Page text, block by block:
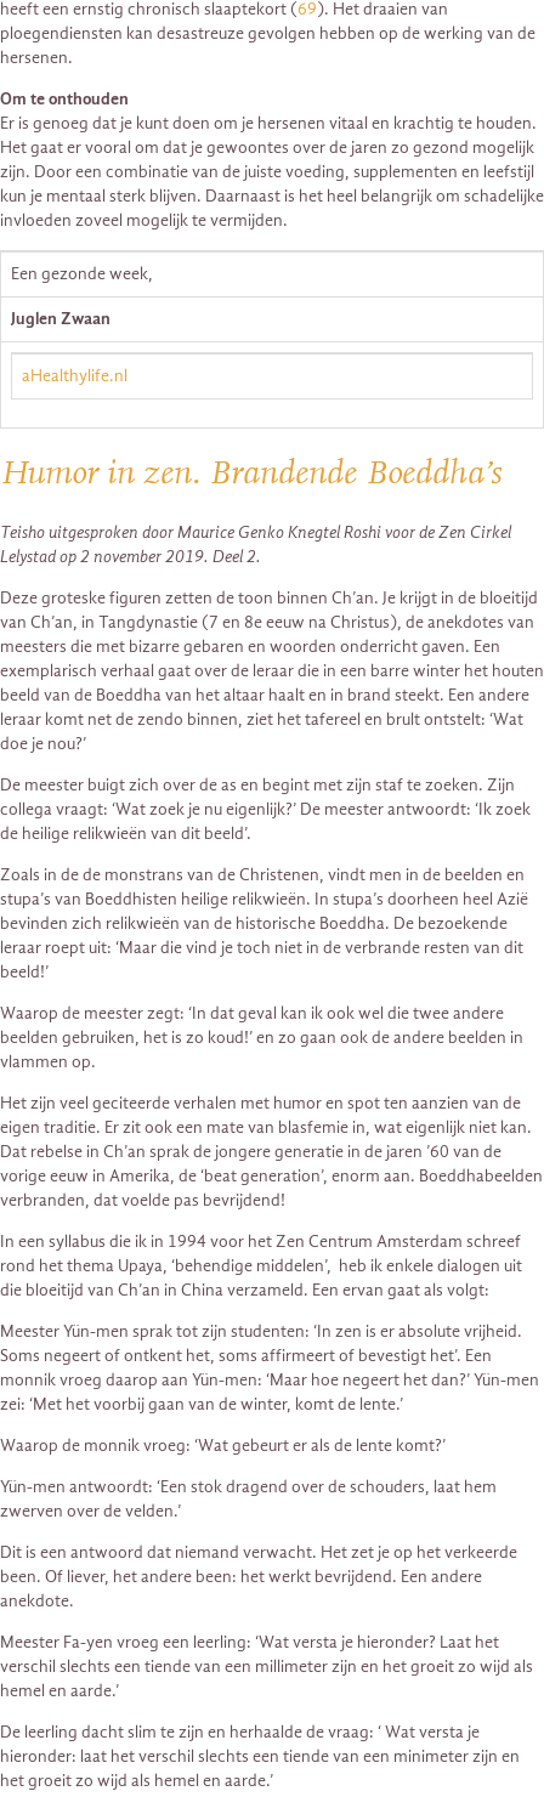
heeft een ernstig chronisch slaaptekort (69). Het draaien van
ploegendiensten kan desastreuze gevolgen hebben op de werking van de
hersenen.
Om te onthouden
Er is genoeg dat je kunt doen om je hersenen vitaal en krachtig te houden.
Het gaat er vooral om dat je gewoontes over de jaren zo gezond mogelijk
zijn. Door een combinatie van de juiste voeding, supplementen en leefstijl
kun je mentaal sterk blijven. Daarnaast is het heel belangrijk om schadelijke
invloeden zoveel mogelijk te vermijden.
Een gezonde week,
Juglen Zwaan
aHealthylife.nl
Humor in zen. Brandende Boeddha’s
Teisho uitgesproken door Maurice Genko Knegtel Roshi voor de Zen Cirkel
Lelystad op 2 november 2019. Deel 2.
Deze groteske figuren zetten de toon binnen Ch’an. Je krijgt in de bloeitijd
van Ch’an, in Tangdynastie (7 en 8e eeuw na Christus), de anekdotes van
meesters die met bizarre gebaren en woorden onderricht gaven. Een
exemplarisch verhaal gaat over de leraar die in een barre winter het houten
beeld van de Boeddha van het altaar haalt en in brand steekt. Een andere
leraar komt net de zendo binnen, ziet het tafereel en brult ontstelt: ‘Wat
doe je nou?’
De meester buigt zich over de as en begint met zijn staf te zoeken. Zijn
collega vraagt: ‘Wat zoek je nu eigenlijk?’ De meester antwoordt: ‘Ik zoek
de heilige relikwieën van dit beeld’.
Zoals in de de monstrans van de Christenen, vindt men in de beelden en
stupa’s van Boeddhisten heilige relikwieën. In stupa’s doorheen heel Azië
bevinden zich relikwieën van de historische Boeddha. De bezoekende
leraar roept uit: ‘Maar die vind je toch niet in de verbrande resten van dit
beeld!’
Waarop de meester zegt: ‘In dat geval kan ik ook wel die twee andere
beelden gebruiken, het is zo koud!’ en zo gaan ook de andere beelden in
vlammen op.
Het zijn veel geciteerde verhalen met humor en spot ten aanzien van de
eigen traditie. Er zit ook een mate van blasfemie in, wat eigenlijk niet kan.
Dat rebelse in Ch’an sprak de jongere generatie in de jaren ’60 van de
vorige eeuw in Amerika, de ‘beat generation’, enorm aan. Boeddhabeelden
verbranden, dat voelde pas bevrijdend!
In een syllabus die ik in 1994 voor het Zen Centrum Amsterdam schreef
rond het thema Upaya, ‘behendige middelen’, heb ik enkele dialogen uit
die bloeitijd van Ch’an in China verzameld. Een ervan gaat als volgt:
Meester Yün-men sprak tot zijn studenten: ‘In zen is er absolute vrijheid.
Soms negeert of ontkent het, soms affirmeert of bevestigt het’. Een
monnik vroeg daarop aan Yün-men: ‘Maar hoe negeert het dan?’ Yün-men
zei: ‘Met het voorbij gaan van de winter, komt de lente.’
Waarop de monnik vroeg: ‘Wat gebeurt er als de lente komt?’
Yün-men antwoordt: ‘Een stok dragend over de schouders, laat hem
zwerven over de velden.’
Dit is een antwoord dat niemand verwacht. Het zet je op het verkeerde
been. Of liever, het andere been: het werkt bevrijdend. Een andere
anekdote.
Meester Fa-yen vroeg een leerling: ‘Wat versta je hieronder? Laat het
verschil slechts een tiende van een millimeter zijn en het groeit zo wijd als
hemel en aarde.’
De leerling dacht slim te zijn en herhaalde de vraag: ‘ Wat versta je
hieronder: laat het verschil slechts een tiende van een minimeter zijn en
het groeit zo wijd als hemel en aarde.’